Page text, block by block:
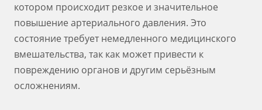
котором происходит резкое и значительное
повышение артериального давления. Это
состояние требует немедленного медицинского
вмешательства, так как может привести к
повреждению органов и другим серьёзным
осложнениям.